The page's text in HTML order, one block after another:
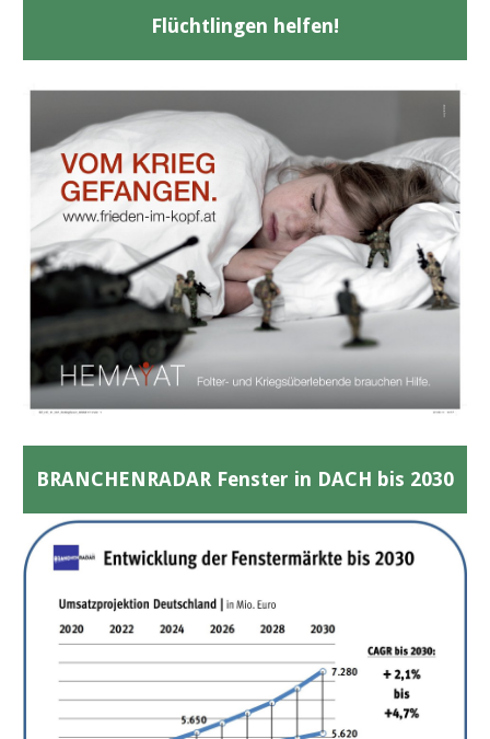
Flüchtlingen helfen!
BRANCHENRADAR Fenster in DACH bis 2030